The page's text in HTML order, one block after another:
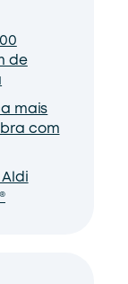
de
mais
com